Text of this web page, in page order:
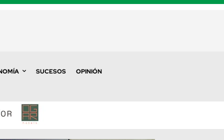
SUCESOS OPINIÓN